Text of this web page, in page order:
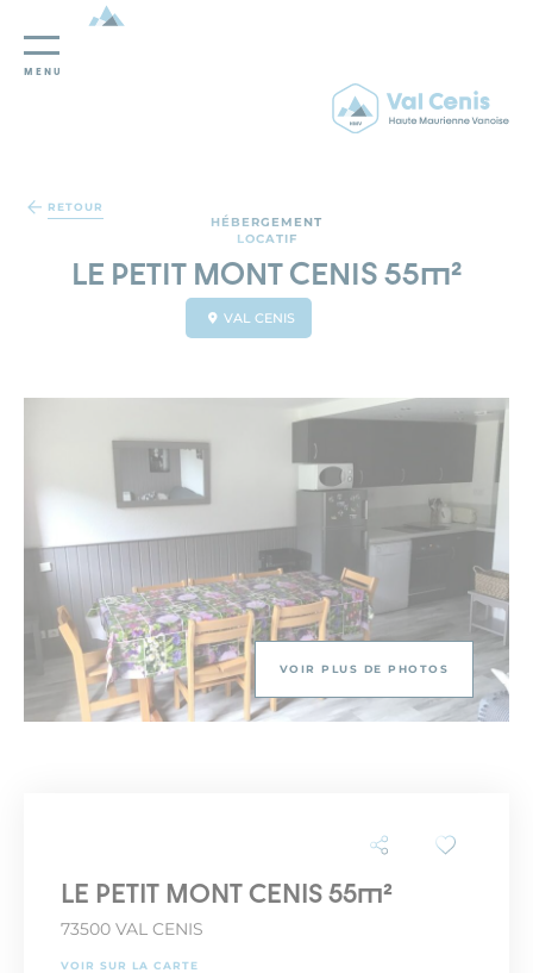
MENU
RETOUR
HÉBERGEMENT
LOCATIF
LE PETIT MONT CENIS 55m²
VAL CENIS
VOIR PLUS DE PHOTOS
LE PETIT MONT CENIS 55m²
73500 VAL CENIS
VOIR SUR LA CARTE